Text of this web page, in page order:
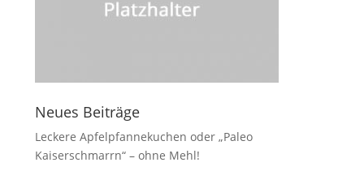
Neues Beiträge
Leckere Apfelpfannekuchen oder „Paleo
Kaiserschmarrn“ – ohne Mehl!